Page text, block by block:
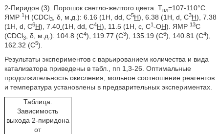
2-Пиридон (3). Порошок светло-желтого цвета. Тпл=107-110°С.
ЯМР 1H (CDCl3, δ, м.д.): 6.16 (1H, dd, С5H), 6.38 (1H, d, С3H), 7.38
(1H, d, С6H), 7.40 (1H, dd, С4H), 11.5 (1H, c, C1-OH). ЯМР 13С
(CDCl3, δ, м.д.): 104.8 (С4), 119.77 (С3), 135.19 (С6), 140.81 (С4),
162.32 (С5).
Результаты экспериментов с варьированием количества и вида
катализатора приведены в табл., пп 1,3-26. Оптимальные
продолжительность окисления, мольное соотношение реагентов
и температура установлены в предварительных экспериментах.
Таблица.
Зависимость
выхода 2-пиридона
от